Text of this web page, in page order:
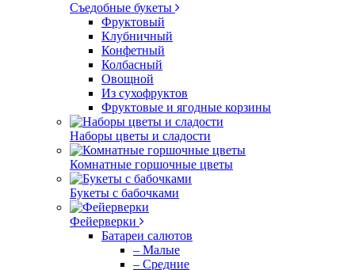
Съедобные букеты
Фруктовый
Клубничный
Конфетный
Колбасный
Овощной
Из сухофруктов
Фруктовые и ягодные корзины
Наборы цветы и сладости
Комнатные горшочные цветы
Букеты с бабочками
Фейерверки
Батареи салютов
– Малые
– Средние